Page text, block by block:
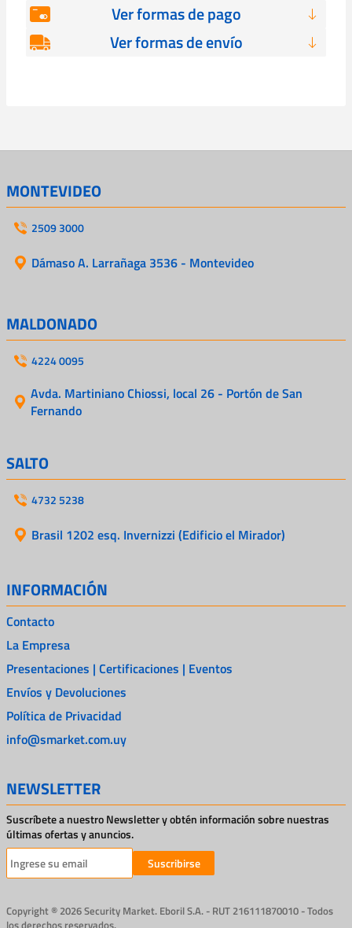
Ver formas de pago
Ver formas de envío
MONTEVIDEO
2509 3000
Dámaso A. Larrañaga 3536 - Montevideo
MALDONADO
4224 0095
Avda. Martiniano Chiossi, local 26 - Portón de San
Fernando
SALTO
4732 5238
Brasil 1202 esq. Invernizzi (Edificio el Mirador)
INFORMACIÓN
Contacto
La Empresa
Presentaciones | Certificaciones | Eventos
Envíos y Devoluciones
Política de Privacidad
info@smarket.com.uy
NEWSLETTER
Suscríbete a nuestro Newsletter y obtén información sobre nuestras
últimas ofertas y anuncios.
Suscribirse
Copyright ® 2026 Security Market. Eboril S.A. - RUT 216111870010 - Todos
los derechos reservados.